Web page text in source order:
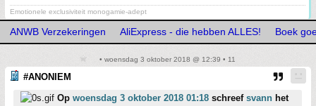
Emotionele exclusiviteit monogamie-adept
ANWB Verzekeringen AliExpress - die hebben ALLES! Boek
• woensdag 3 oktober 2018 @ 12:39 • 11
#ANONIEM
Op woensdag 3 oktober 2018 01:18 schreef svann het